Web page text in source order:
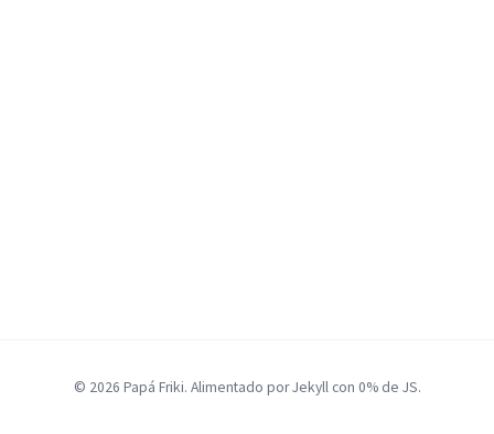
© 2026 Papá Friki. Alimentado por Jekyll con 0% de JS.